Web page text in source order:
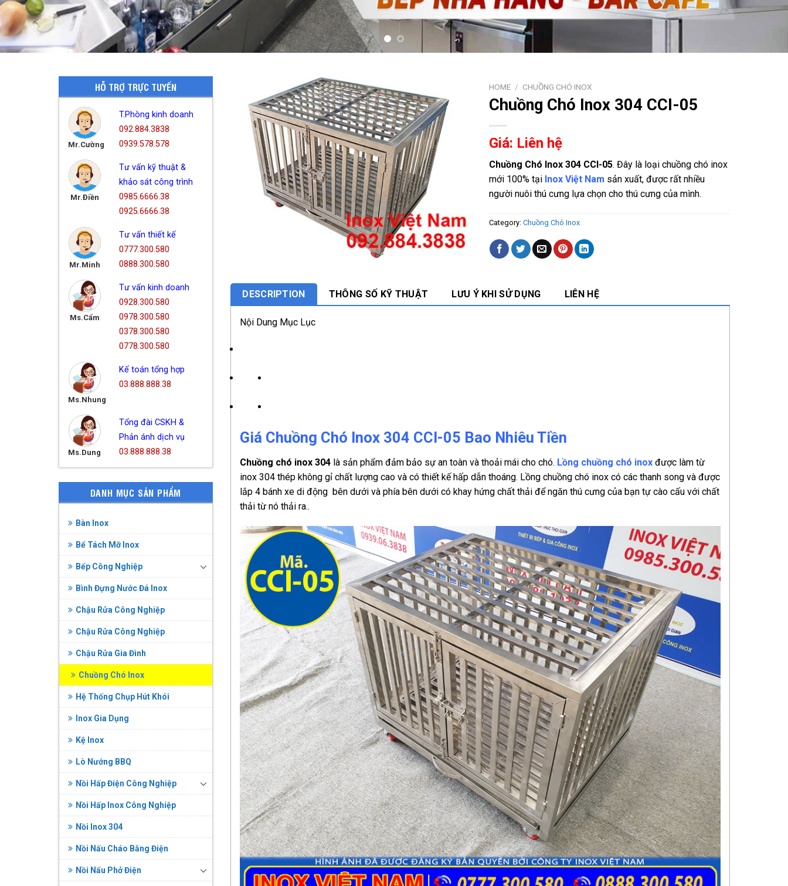
HỖ TRỢ TRỰC TUYẾN
Mr.Cường
T.Phòng kinh doanh
092.884.3838
0939.578.578
Mr.Điền
Tư vấn kỹ thuật &
khảo sát công trình
0985.6666.38
0925.6666.38
Mr.Minh
Tư vấn thiết kế
0777.300.580
0888.300.580
Ms.Cẩm
Tư vấn kinh doanh
0928.300.580
0978.300.580
0378.300.580
0778.300.580
Ms.Nhung
Kế toán tổng hợp
03.888.888.38
Ms.Dung
Tổng đài CSKH &
Phản ánh dịch vụ
03.888.888.38
DANH MỤC SẢN PHẨM
Bàn Inox
Bể Tách Mỡ Inox
Bếp Công Nghiệp
Bình Đựng Nước Đá Inox
Chậu Rửa Công Nghiệp
Chậu Rửa Công Nghiệp
Chậu Rửa Gia Đình
Chuồng Chó Inox
Hệ Thống Chụp Hút Khói
Inox Gia Dụng
Kệ Inox
Lò Nướng BBQ
Nồi Hấp Điện Công Nghiệp
Nồi Hấp Inox Công Nghiệp
Nồi Inox 304
Nồi Nấu Cháo Bằng Điện
Nồi Nấu Phở Điện
HOME / CHUỒNG CHÓ INOX
Chuồng Chó Inox 304 CCI-05
Giá: Liên hệ
Chuồng Chó Inox 304 CCI-05. Đây là loại chuồng chó inox
mới 100% tại Inox Việt Nam sản xuất, được rất nhiều
người nuôi thú cưng lựa chọn cho thú cưng của mình.
Category: Chuồng Chó Inox
DESCRIPTION THÔNG SỐ KỸ THUẬT LƯU Ý KHI SỬ DỤNG LIÊN HỆ
Nội Dung Mục Lục
Giá Chuồng Chó Inox 304 CCI-05 Bao Nhiêu Tiền
Chuồng chó inox 304 là sản phẩm đảm bảo sự an toàn và thoải mái cho chó. Lồng chuồng chó inox được làm từ
inox 304 thép không gỉ chất lượng cao và có thiết kế hấp dẫn thoáng. Lồng chuồng chó inox có các thanh song và được
lắp 4 bánh xe di động bên dưới và phía bên dưới có khay hứng chất thải để ngăn thú cưng của bạn tự cào cấu với chất
thải từ nó thải ra..